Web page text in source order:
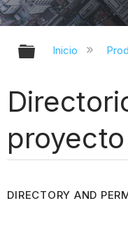
Expandir/
Inicio
DIRECTORY AND